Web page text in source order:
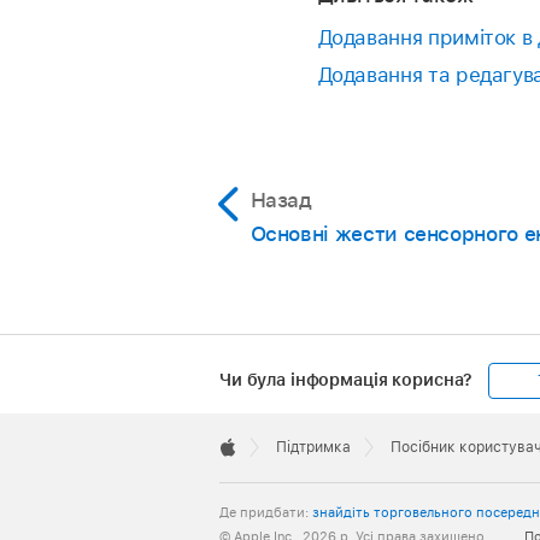
Торкніть
,тоді
Увімкніть «Вибір і
Перейдіть у
Відкрийте
клітинки, дотиком
Додавання приміток
Додавання та
Назад
Основні жести сенсорного
Чи була інформація корисна?
Footer

Підтримка Посібник
Де придбати: знайдіть торговельного